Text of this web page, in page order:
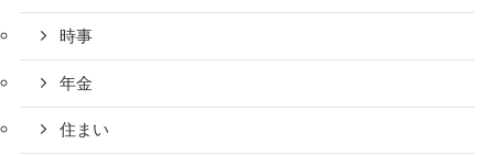
時事
年金
住まい